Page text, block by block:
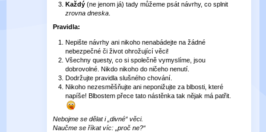
Každý (ne jenom já) tady můžeme psát návrhy, co splnit
zrovna dneska
Pravidla:
Nepište návrhy ani nikoho nenabádejte na žádné
nebezpečné či život ohrožující věci!
Všechny questy, co si společně vymyslíme, jsou
dobrovolné. Nikdo nikoho do ničeho nenutí.
Dodržujte pravidla slušného chování.
Nikoho nezesměšňujte ani neponižujte za blbosti, které
napíše! Blbostem přece tato nástěnka tak nějak má patřit.
Nebojme se dělat i „divné“ věci.
Naučme se říkat víc: „proč ne?“